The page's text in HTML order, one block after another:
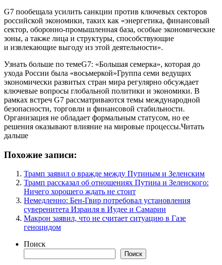
G7 пообещала усилить санкции против ключевых секторов
российской экономики, таких как «энергетика, финансовый
сектор, оборонно-промышленная база, особые экономические
зоны, а также лица и структуры, способствующие
и извлекающие выгоду из этой деятельности».
Узнать больше по темеG7: «Большая семерка», которая до
ухода России была «восьмеркой»Группа семи ведущих
экономически развитых стран мира регулярно обсуждает
ключевые вопросы глобальной политики и экономики. В
рамках встреч G7 рассматриваются темы международной
безопасности, торговли и финансовой стабильности.
Организация не обладает формальным статусом, но ее
решения оказывают влияние на мировые процессы.Читать
дальше
Похожие записи:
Трамп заявил о вражде между Путиным и Зеленским
Трамп рассказал об отношениях Путина и Зеленского:
Ничего хорошего ждать не стоит
Немедленно: Бен-Гвир потребовал установления
суверенитета Израиля в Иудее и Самарии
Макрон заявил, что не считает ситуацию в Газе
геноцидом
Поиск
Поиск